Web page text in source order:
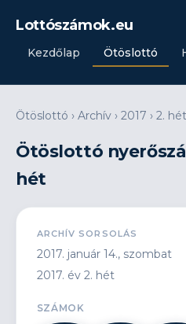
Lottószámok.eu
Kezdőlap Ötöslottó
Ötöslottó › Archív › 2017 › 2. hét
Ötöslottó
hét
ARCHÍV SORSOLÁS
2017. január 14., szombat
2017. év 2. hét
SZÁMOK